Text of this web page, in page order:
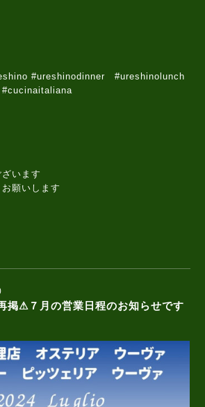
#ureshinodinner #ureshinolunch
います
願いします
掲⚠７月の営業日程のお知らせです